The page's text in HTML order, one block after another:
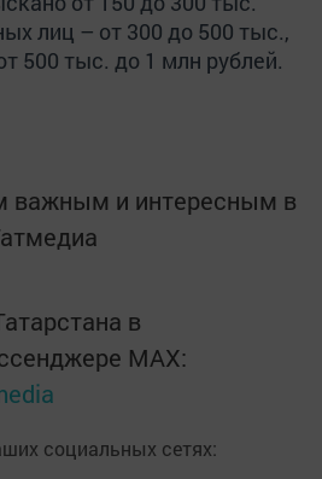
лиц – от 300 до 500 тыс.,
500 тыс. до 1 млн рублей.
важным и интересным в
в
MАХ:
социальных сетях: